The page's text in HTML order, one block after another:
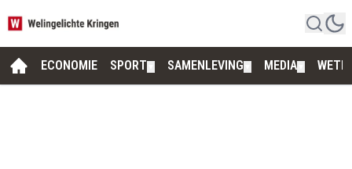
ECONOMIE SPORT SAMENLEVING MEDIA